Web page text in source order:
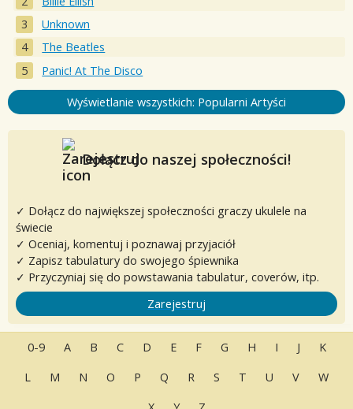
Unknown
The Beatles
Panic! At The Disco
Wyświetlanie wszystkich: Popularni Artyści
Dołącz do naszej społeczności!
✓ Dołącz do największej społeczności graczy ukulele na
świecie
✓ Oceniaj, komentuj i poznawaj przyjaciół
✓ Zapisz tabulatury do swojego śpiewnika
✓ Przyczyniaj się do powstawania tabulatur, coverów, itp.
Zarejestruj
0-9 A B C D E F G H I J
K
L
M N O P Q R S T U V
W